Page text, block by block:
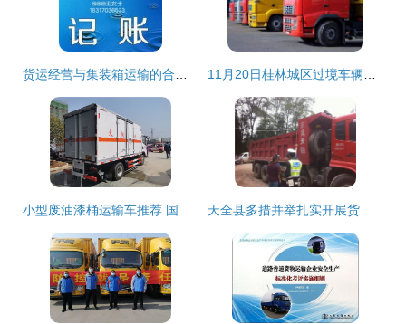
货运经营与集装箱运输的合规要求解析 11月20日桂林城区过境车辆和货运车辆通行新规施行 新增管制道路详解
小型废油漆桶运输车推荐 国六九类杂项危险品运输车实用指南 天全县多措并举扎实开展货运车辆超限超载治理工作，筑牢普通货物道路运输安全防线